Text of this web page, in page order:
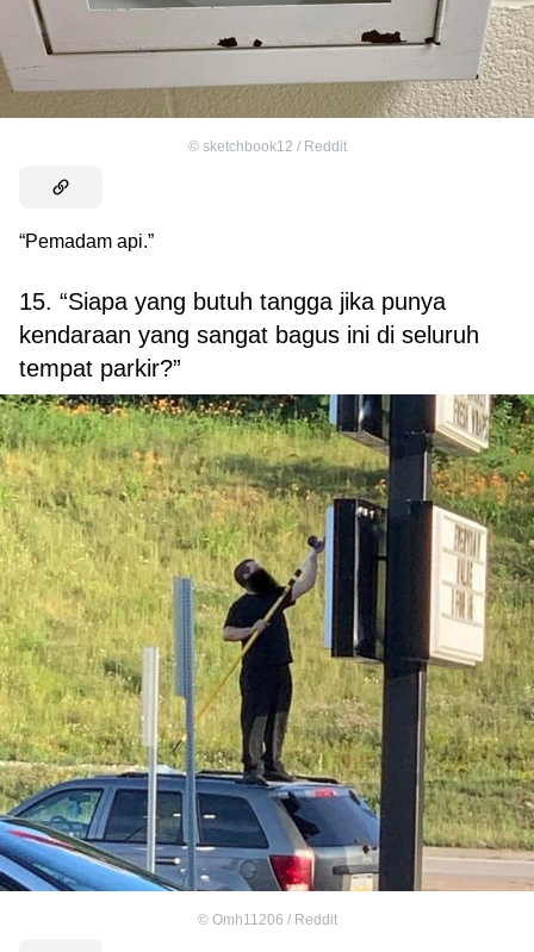
© sketchbook12 / Reddit
“Pemadam api.”
15. “Siapa yang butuh tangga jika punya
kendaraan yang sangat bagus ini di seluruh
tempat parkir?”
© Omh11206 / Reddit